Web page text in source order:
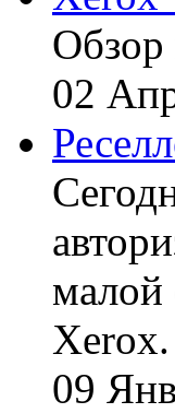
Обзор
02
малой
Xerox.
09